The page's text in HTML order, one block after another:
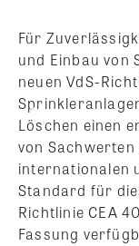
Für
und Einbau von
neuen VdS-
Löschen einen
von Sachwerten
internationalen
Standard für
Richtlinie CEA
Fassung